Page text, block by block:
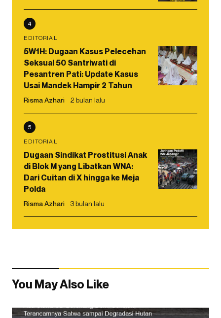
4
EDITORIAL
5W1H: Dugaan Kasus Pelecehan
Seksual 50 Santriwati di
Pesantren Pati: Update Kasus
Usai Mandek Hampir 2 Tahun
Risma Azhari 2 bulan lalu
5
EDITORIAL
Dugaan Sindikat Prostitusi Anak
di Blok M yang Libatkan WNA:
Dari Cuitan di X hingga ke Meja
Polda
Risma Azhari 3 bulan lalu
You May Also Like